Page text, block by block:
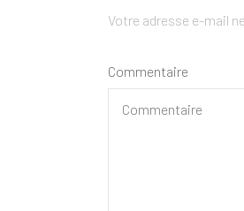
Votre adresse e-mail
Commentaire